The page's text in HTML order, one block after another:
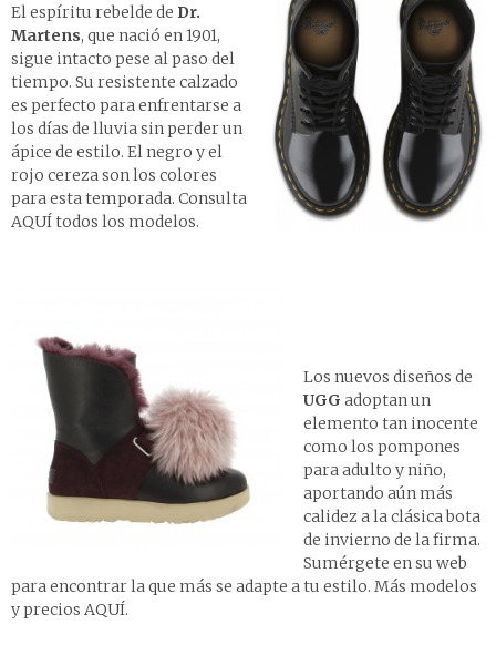
El espíritu rebelde de Dr.
Martens, que nació en 1901,
sigue intacto pese al paso del
tiempo. Su resistente calzado
es perfecto para enfrentarse a
los días de lluvia sin perder un
ápice de estilo. El negro y el
rojo cereza son los colores
para esta temporada. Consulta
AQUÍtodos los modelos.
Los nuevos diseños de
UGG adoptan un
elemento tan inocente
como los pompones
para adulto y niño,
aportando aún más
calidez a la clásica bota
de invierno de la firma.
Sumérgete en su web
para encontrar la que más se adapte a tu estilo. Más modelos
y precios AQUÍ.